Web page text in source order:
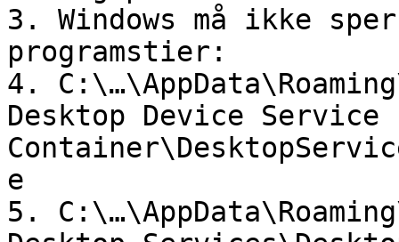
3. Windows må ikke
programstier:
4.
Desktop Device Service
e
5.